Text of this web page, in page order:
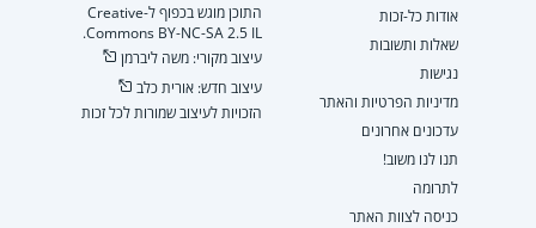
אודות כל-זכות
שאלות ותשובות
נגישות
מדיניות הפרטיות והאתר
עדכונים אחרונים
תנו לנו משוב!
לתרומה
כניסה לצוות האתר
התוכן מוגש בכפוף ל-Creative
Commons BY-NC-SA 2.5 IL.
עיצוב מקורי: משה ליברמן
עיצוב חדש: אורית כלב
הזכויות לעיצוב שמורות לכל זכות